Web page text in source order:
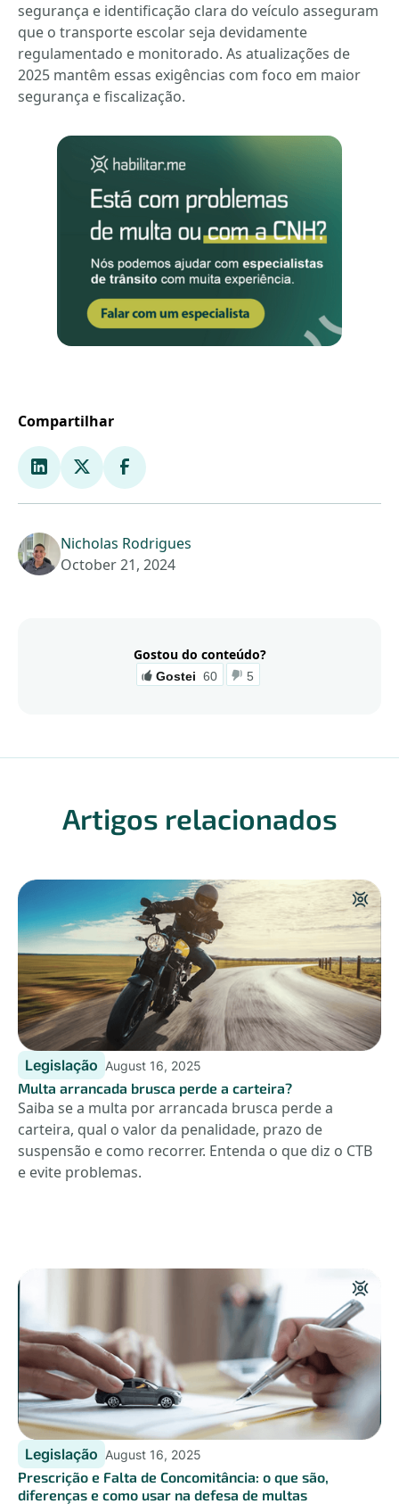
segurança e identificação clara do veículo asseguram
que o transporte escolar seja devidamente
regulamentado e monitorado. As atualizações de
2025 mantêm essas exigências com foco em maior
segurança e fiscalização.
Compartilhar
Nicholas Rodrigues
October 21, 2024
Gostou do conteúdo?
Gostei 60 5
Artigos relacionados
Legislação August 16, 2025
Multa arrancada brusca perde a carteira?
Saiba se a multa por arrancada brusca perde a
carteira, qual o valor da penalidade, prazo de
suspensão e como recorrer. Entenda o que diz o CTB
e evite problemas.
Legislação August 16, 2025
Prescrição e Falta de Concomitância: o que são,
diferenças e como usar na defesa de multas